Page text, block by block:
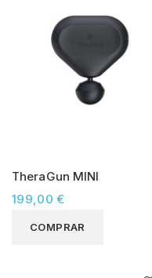
TheraGun MINI
199,00 €
COMPRAR